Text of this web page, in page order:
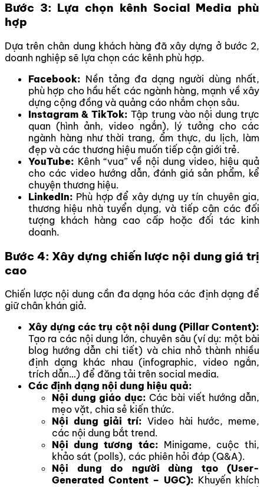
Bước 3: Lựa chọn kênh Social Media phù
hợp
Dựa trên chân dung khách hàng đã xây dựng ở bước 2,
doanh nghiệp sẽ lựa chọn các kênh phù hợp.
Facebook: Nền tảng đa dạng người dùng nhất,
phù hợp cho hầu hết các ngành hàng, mạnh về xây
dựng cộng đồng và quảng cáo nhắm chọn sâu.
Instagram & TikTok: Tập trung vào nội dung trực
quan (hình ảnh, video ngắn), lý tưởng cho các
ngành hàng như thời trang, ẩm thực, du lịch, làm
đẹp và các thương hiệu muốn tiếp cận giới trẻ.
YouTube: Kênh “vua” về nội dung video, hiệu quả
cho các video hướng dẫn, đánh giá sản phẩm, kể
chuyện thương hiệu.
LinkedIn: Phù hợp để xây dựng uy tín chuyên gia,
thương hiệu nhà tuyển dụng, và tiếp cận các đối
tượng khách hàng cao cấp hoặc đối tác kinh
doanh.
Bước 4: Xây dựng chiến lược nội dung giá trị
cao
Chiến lược nội dung cần đa dạng hóa các định dạng để
giữ chân khán giả.
Xây dựng các trụ cột nội dung (Pillar Content):
Tạo ra các nội dung lớn, chuyên sâu (ví dụ: một bài
blog hướng dẫn chi tiết) và chia nhỏ thành nhiều
định dạng khác nhau (infographic, video ngắn,
trích dẫn…) để đăng tải trên social media.
Các định dạng nội dung hiệu quả:
Nội dung giáo dục: Các bài viết hướng dẫn,
mẹo vặt, chia sẻ kiến thức.
Nội dung giải trí: Video hài hước, meme,
các nội dung bắt trend.
Nội dung tương tác: Minigame, cuộc thi,
khảo sát (polls), các phiên hỏi đáp (Q&A).
Nội dung do người dùng tạo (User-
Generated Content – UGC): Khuyến khích